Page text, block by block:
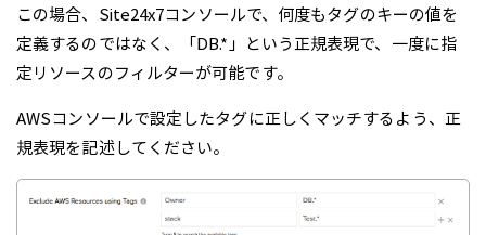
この場合、Site24x7コンソールで、何度もタグのキーの値を
定義するのではなく、「DB.*」という正規表現で、一度に指
定リソースのフィルターが可能です。
AWSコンソールで設定したタグに正しくマッチするよう、正
規表現を記述してください。